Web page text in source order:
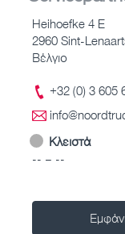
Heihoefke 4 E
2960 Sint-
Βέλγιο
+32 (0) 3 605
Κλειστά
-- – --